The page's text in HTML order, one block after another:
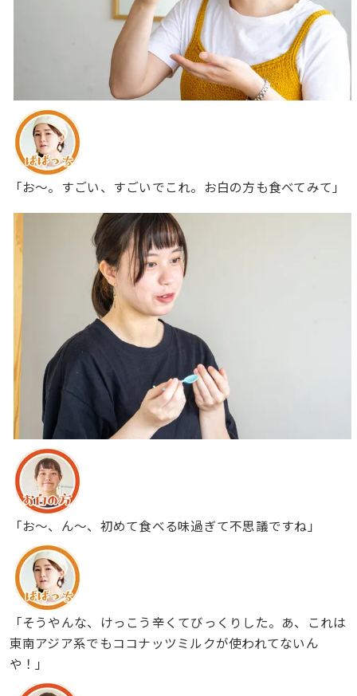
「お〜。すごい、すごいでこれ。お白の方も食べてみて」
「お〜、ん〜、初めて食べる味過ぎて不思議ですね」
「そうやんな、けっこう辛くてびっくりした。あ、これは
東南アジア系でもココナッツミルクが使われてないん
や！」